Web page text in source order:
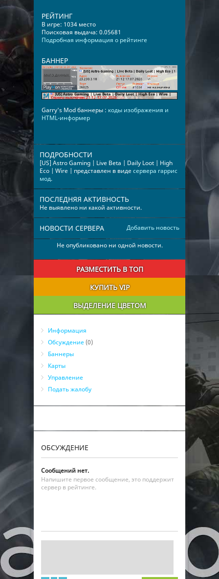
РЕЙТИНГ
В игре: 1034 место
Поисковая выдача: 0.05681
Подробная информация о рейтинге
БАННЕР
Garry's Mod баннеры : коды изображения и
HTML-информер
ПОДРОБНОСТИ
[US] Astro Gaming | Live Beta | Daily Loot | High
Eco | Wire | представлен в видесервера гаррис
мод.
ПОСЛЕДНЯЯ АКТИВНОСТЬ
Не выявлено ни какой активности.
Добавить новость
НОВОСТИ СЕРВЕРА
Не опубликовано ни одной новости.
РАЗМЕСТИТЬ В ТОП
КУПИТЬ VIP
ВЫДЕЛЕНИЕ ЦВЕТОМ
Информация
Обсуждение (0)
Баннеры
Карты
Управление
Подать жалобу
ОБСУЖДЕНИЕ
Сообщений нет.
Напишите первое сообщение, это поддержит
сервер в рейтинге.